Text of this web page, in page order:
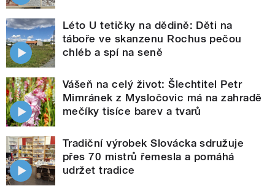
Léto U tetičky na dědině: Děti na
táboře ve skanzenu Rochus pečou
chléb a spí na seně
Vášeň na celý život: Šlechtitel Petr
Mimránek z Mysločovic má na zahradě
mečíky tisíce barev a tvarů
Tradiční výrobek Slovácka sdružuje
přes 70 mistrů řemesla a pomáhá
udržet tradice